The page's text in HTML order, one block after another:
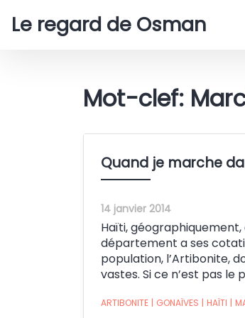
Le regard de Osman
Mot-clef:
Quand je marche
14 janvier 2014
Haïti,
département a ses
population, l’Artibonite,
vastes. Si ce n’est pas le
ARTIBONITE | GONAÏVES | HAÏTI |